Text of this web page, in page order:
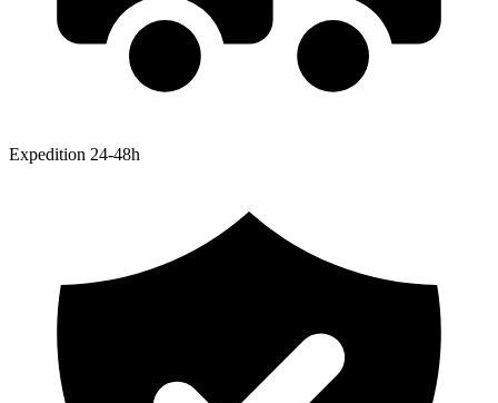
Expedition 24-48h